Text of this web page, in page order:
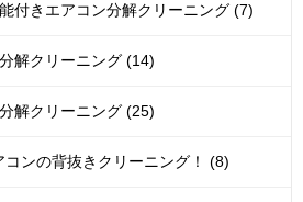
付きエアコン分解クリーニング (7)
解クリーニング (14)
解クリーニング (25)
コンの背抜きクリーニング！ (8)